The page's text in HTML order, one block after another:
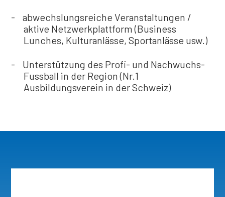
abwechslungsreiche Veranstaltungen /
aktive Netzwerk­plattform (Business
Lunches, Kulturanlässe, Sportanlässe usw.)
Unterstützung des Profi- und Nachwuchs-
Fussball in der Region (Nr.1
Ausbildungsverein in der Schweiz)